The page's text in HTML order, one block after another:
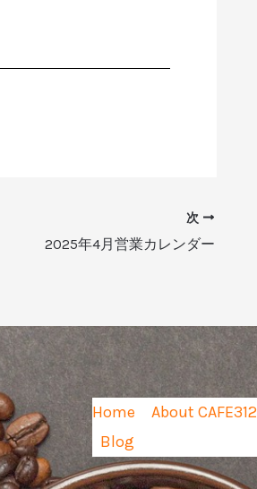
次
2025年4月営業カレンダー
Home About CAFE312
Blog